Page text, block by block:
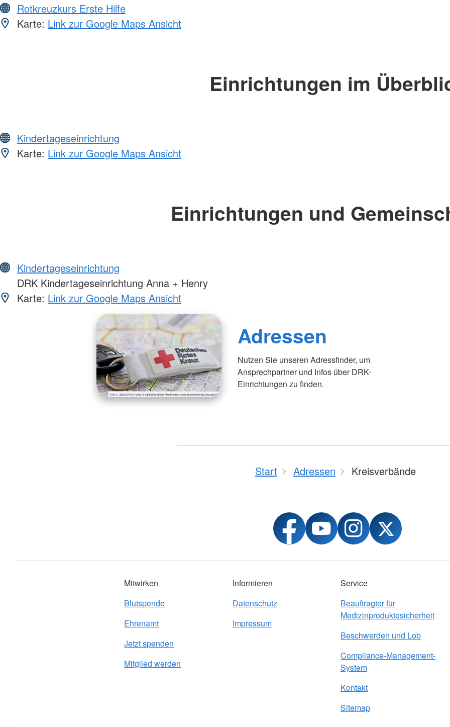
Rotkreuzkurs Erste Hilfe
Karte: Link zur Google Maps Ansicht
Einrichtungen im
Kindertageseinrichtung
Karte: Link zur Google Maps Ansicht
Einrichtungen und
Kindertageseinrichtung
DRK Kindertageseinrichtung Anna + Henry
Karte: Link zur Google Maps Ansicht
Adressen
Nutzen Sie unseren Adressfinder, um
Ansprechpartner und Infos über DRK-
Einrichtungen zu finden.
Start Adressen Kreisverbände
Mitwirken
Blutspende
Ehrenamt
Jetzt spenden
Mitglied werden
Informieren
Datenschutz
Impressum
Service
Beauftragter für
Medizinproduktesicherheit
Beschwerden und Lob
Compliance-Management-
System
Kontakt
Sitemap